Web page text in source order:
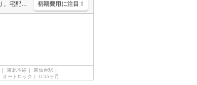
初期費用・家賃カード払い可。光インターネットWi-Fi無料。トランクルームあり。宅配ボックスあり。機械式駐車場下段5,500円/月。システムキッチン。オートロック。機械式駐車場上段7,700円/月。 初期費用に注目！
東北本線
東仙台駅
オートロック 0.55ヶ月